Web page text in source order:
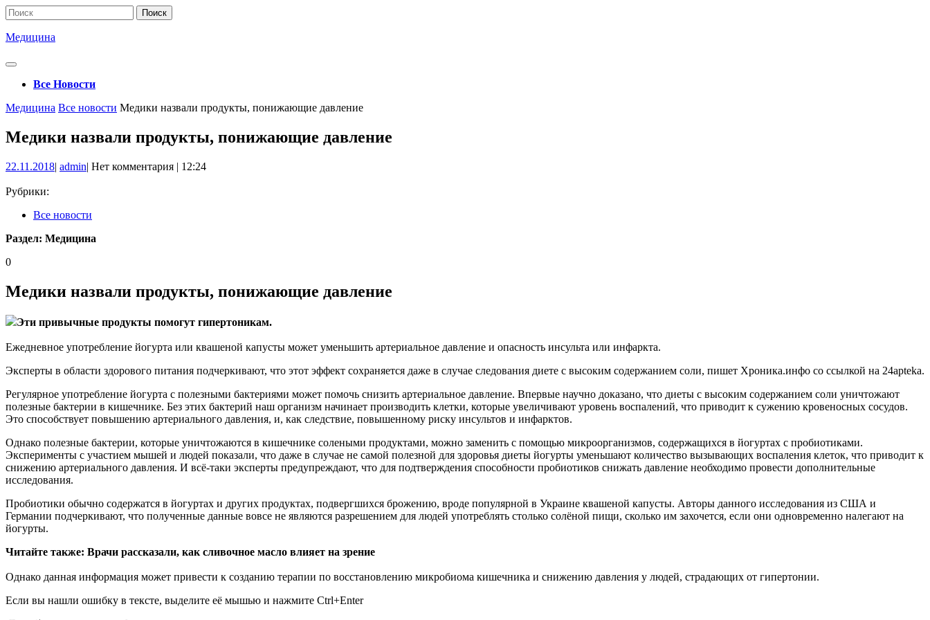
Перейти
к
содержимому
Поиск
по:
Медицина
Кнопка
ОткрытьВсе Новости
Кнопка
Медицина Все новости Медики назвали продукты, понижающие давление
Медики назвали продукты, понижающие давление
22.11.201822.11.2018
| adminadmin
| Нет комментария | 12:24
Рубрики:
Все новости
Раздел: Медицина
0
Медики назвали продукты, понижающие давление
Эти привычные продукты помогут гипертоникам.
Ежедневное употребление йогурта или квашеной капусты может уменьшить артериальное давление и опасность инсульта или инфаркта.
Эксперты в области здорового питания подчеркивают, что этот эффект сохраняется даже в случае следования диете с высоким содержанием соли, пишет Хроника.инфо со ссылкой на 24apteka.
Регулярное употребление йогурта с полезными бактериями может помочь снизить артериальное давление. Впервые научно доказано, что диеты с высоким содержанием соли уничтожают
полезные бактерии в кишечнике. Без этих бактерий наш организм начинает производить клетки, которые увеличивают уровень воспалений, что приводит к сужению кровеносных сосудов.
Это способствует повышению артериального давления, и, как следствие, повышенному риску инсультов и инфарктов.
Однако полезные бактерии, которые уничтожаются в кишечнике солеными продуктами, можно заменить с помощью микроорганизмов, содержащихся в йогуртах с пробиотиками.
Эксперименты с участием мышей и людей показали, что даже в случае не самой полезной для здоровья диеты йогурты уменьшают количество вызывающих воспаления клеток, что приводит к
снижению артериального давления. И всё-таки эксперты предупреждают, что для подтверждения способности пробиотиков снижать давление необходимо провести дополнительные
исследования.
Пробиотики обычно содержатся в йогуртах и других продуктах, подвергшихся брожению, вроде популярной в Украине квашеной капусты. Авторы данного исследования из США и
Германии подчеркивают, что полученные данные вовсе не являются разрешением для людей употреблять столько солёной пищи, сколько им захочется, если они одновременно налегают на
йогурты.
Читайте также: Врачи рассказали, как сливочное масло влияет на зрение
Однако данная информация может привести к созданию терапии по восстановлению микробиома кишечника и снижению давления у людей, страдающих от гипертонии.
Если вы нашли ошибку в тексте, выделите её мышью и нажмите Ctrl+Enter